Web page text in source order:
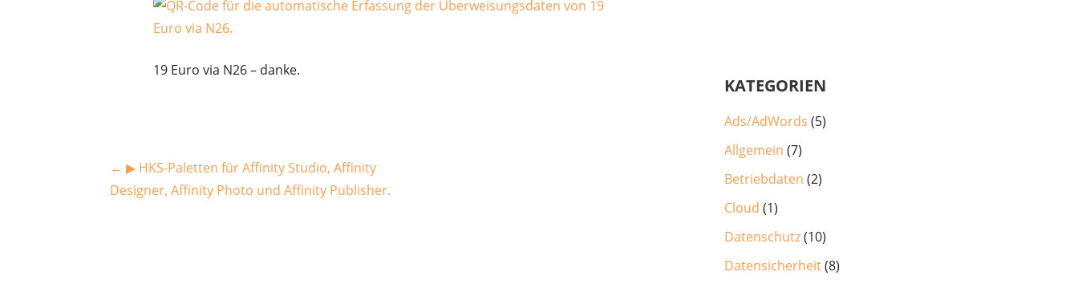
19 Euro via N26 – danke.
Beitragsnavigation
← ▶︎ HKS-Paletten für Affinity Studio, Affinity
Designer, Affinity Photo und Affinity Publisher.
KATEGORIEN
Ads/AdWords (5)
Allgemein (7)
Betriebdaten (2)
Cloud (1)
Datenschutz(10)
Datensicherheit(8)